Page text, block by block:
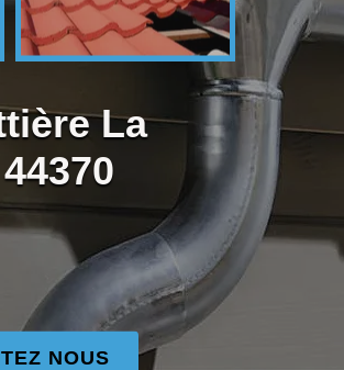
La
NOUS